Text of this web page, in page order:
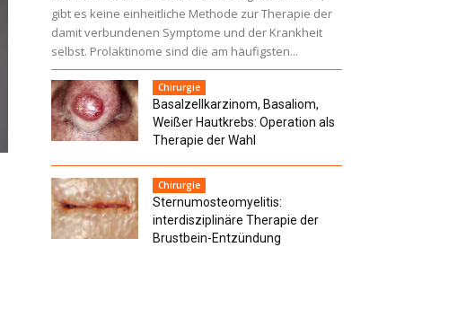
gibt es keine einheitliche Methode zur Therapie der
damit verbundenen Symptome und der Krankheit
selbst. Prolaktinome sind die am häufigsten...
Chirurgie
Basalzellkarzinom, Basaliom,
Weißer Hautkrebs: Operation als
Therapie der Wahl
Chirurgie
Sternumosteomyelitis:
interdisziplinäre Therapie der
Brustbein-Entzündung